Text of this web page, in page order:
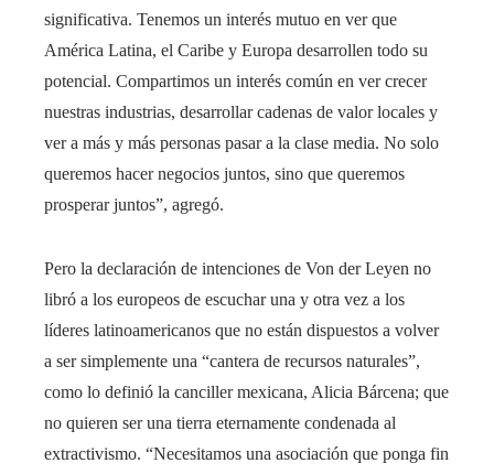
significativa. Tenemos un interés mutuo en ver que
América Latina, el Caribe y Europa desarrollen todo su
potencial. Compartimos un interés común en ver crecer
nuestras industrias, desarrollar cadenas de valor locales y
ver a más y más personas pasar a la clase media. No solo
queremos hacer negocios juntos, sino que queremos
prosperar juntos”, agregó.
Pero la declaración de intenciones de Von der Leyen no
libró a los europeos de escuchar una y otra vez a los
líderes latinoamericanos que no están dispuestos a volver
a ser simplemente una “cantera de recursos naturales”,
como lo definió la canciller mexicana, Alicia Bárcena; que
no quieren ser una tierra eternamente condenada al
extractivismo. “Necesitamos una asociación que ponga fin